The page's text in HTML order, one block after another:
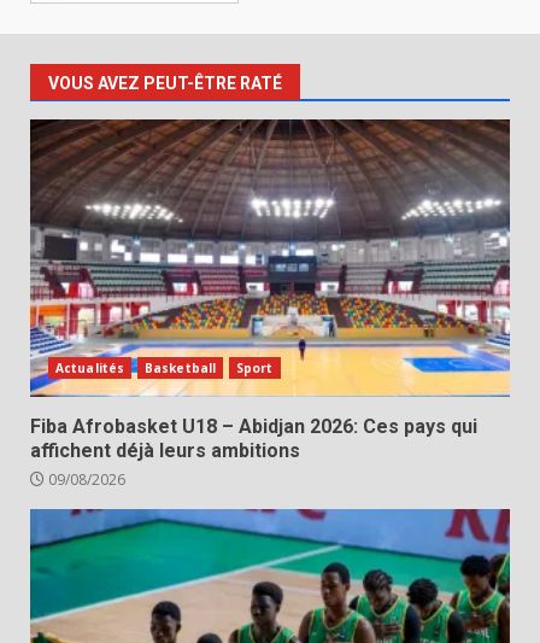
VOUS AVEZ PEUT-ÊTRE RATÉ
Actualités Basketball Sport
Fiba Afrobasket U18 – Abidjan 2026: Ces pays qui
affichent déjà leurs ambitions
09/08/2026